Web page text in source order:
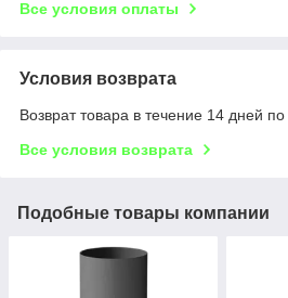
Все условия оплаты
Условия возврата
Возврат товара в течение 14 дней
Все условия возврата
Подобные товары компании